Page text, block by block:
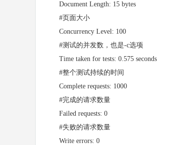
Document Length: 15 bytes
#页面大小
Concurrency Level: 100
#测试的并发数，也是-c选项
Time taken for tests: 0.575 seconds
#整个测试持续的时间
Complete requests: 1000
#完成的请求数量
Failed requests: 0
#失败的请求数量
Write errors: 0